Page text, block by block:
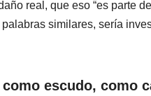
real, que eso “es parte
similares, sería
escudo, como